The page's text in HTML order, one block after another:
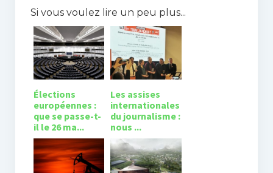
Si vous voulez lire un peu plus...
Élections
européennes :
que se passe-t-
il le 26 ma...
Les assises
internationales
du journalisme :
nous ...